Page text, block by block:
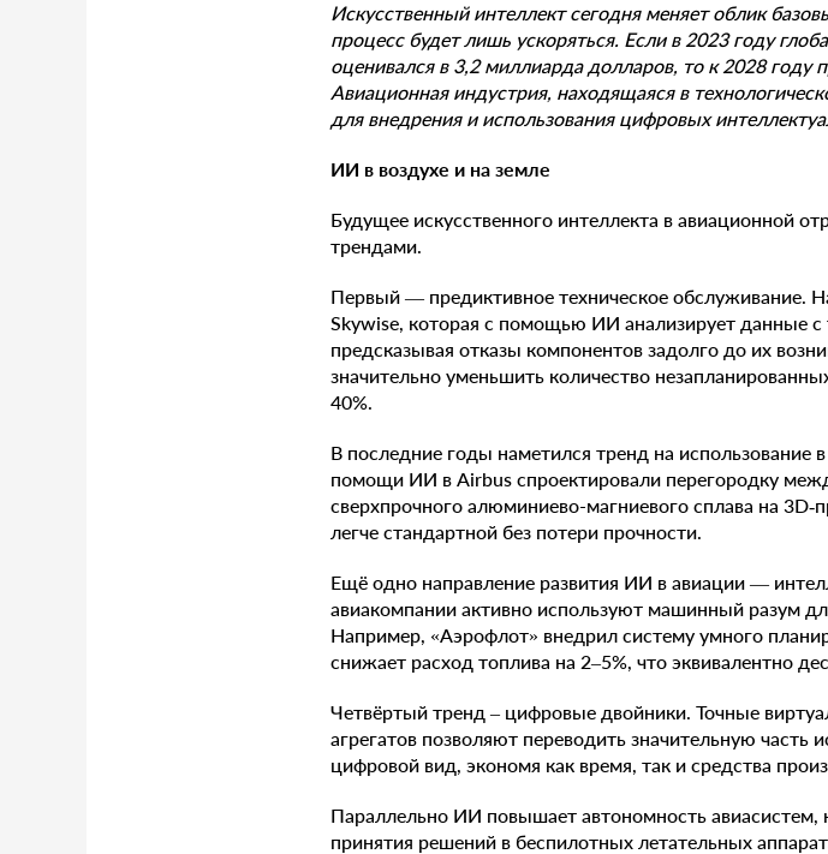
Искусственный интеллект сегодня меняет облик
процесс будет лишь ускоряться. Если в 2023 году
оценивался в 3,2 миллиарда долларов, то к 2028 году
Авиационная индустрия, находящаяся в
для внедрения и использования цифровых
ИИ в воздухе и на земле
Будущее искусственного интеллекта в авиационной
трендами.
Первый — предиктивное техническое обслуживание.
Skywise, которая с помощью ИИ анализирует данные с
предсказывая отказы компонентов задолго до их
значительно уменьшить количество
40%.
В последние годы наметился тренд на использование
помощи ИИ в Airbus спроектировали перегородку
сверхпрочного алюминиево-магниевого сплава на
легче стандартной без потери прочности.
Ещё одно направление развития ИИ в авиации —
авиакомпании активно используют машинный разум
Например, «Аэрофлот» внедрил систему умного
снижает расход топлива на 2–5%, что эквивалентно
Четвёртый тренд – цифровые двойники. Точные
агрегатов позволяют переводить значительную
цифровой вид, экономя как время, так и средства
Параллельно ИИ повышает автономность авиасистем,
принятия решений в беспилотных летательных